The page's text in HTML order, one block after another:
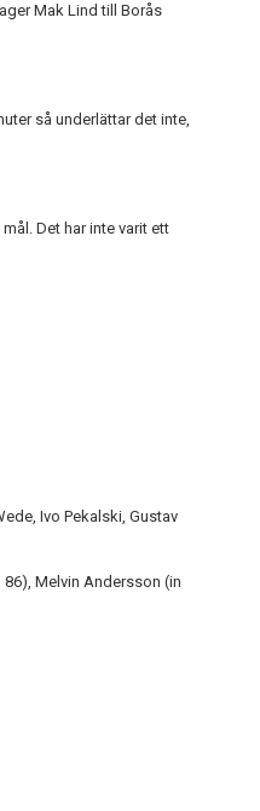
Mak Lind till Borås
så underlättar det inte,
Det har inte varit ett
Ivo Pekalski, Gustav
Melvin Andersson (in